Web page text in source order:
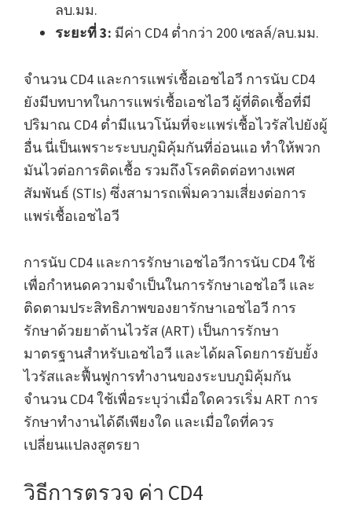
ลบ.มม.
ระยะที่ 3: มีค่า CD4 ต่ำกว่า 200 เซลล์/ลบ.มม.
จำนวน CD4 และการแพร่เชื้อเอชไอวี การนับ CD4
ยังมีบทบาทในการแพร่เชื้อเอชไอวี ผู้ที่ติดเชื้อที่มี
ปริมาณ CD4 ต่ำมีแนวโน้มที่จะแพร่เชื้อไวรัสไปยังผู้
อื่น นี่เป็นเพราะระบบภูมิคุ้มกันที่อ่อนแอ ทำให้พวก
มันไวต่อการติดเชื้อ รวมถึงโรคติดต่อทางเพศ
สัมพันธ์ (STIs) ซึ่งสามารถเพิ่มความเสี่ยงต่อการ
แพร่เชื้อเอชไอวี
การนับ CD4 และการรักษาเอชไอวีการนับ CD4 ใช้
เพื่อกำหนดความจำเป็นในการรักษาเอชไอวี และ
ติดตามประสิทธิภาพของยารักษาเอชไอวี การ
รักษาด้วยยาต้านไวรัส (ART) เป็นการรักษา
มาตรฐานสำหรับเอชไอวี และได้ผลโดยการยับยั้ง
ไวรัสและฟื้นฟูการทำงานของระบบภูมิคุ้มกัน
จำนวน CD4 ใช้เพื่อระบุว่าเมื่อใดควรเริ่ม ART การ
รักษาทำงานได้ดีเพียงใด และเมื่อใดที่ควร
เปลี่ยนแปลงสูตรยา
วิธีการตรวจ ค่า CD4